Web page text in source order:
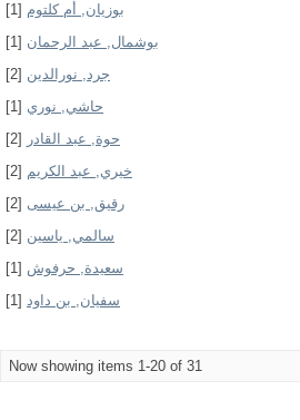
بوزيان, أم كلتوم [1]
بوشمال, عبد الرحمان [1]
جرد, نورالدين [2]
حاشي, نوري [1]
حوة, عبد القادر
[2]
خيري, عبد الكريم [2]
رقيق, بن عيسى [2]
سالمي, ياسين [2]
سعيدة, حرفوش [1]
سفيان, بن داود [1]
Now showing items 1-20 of 31